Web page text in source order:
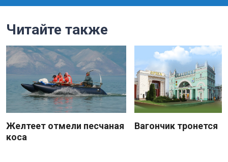
Читайте также
Желтеет отмели песчаная
коса
Вагончик тронется